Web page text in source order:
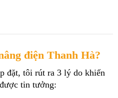
điện Thanh Hà?
đặt, tôi rút ra 3 lý do khiến
tin tưởng: